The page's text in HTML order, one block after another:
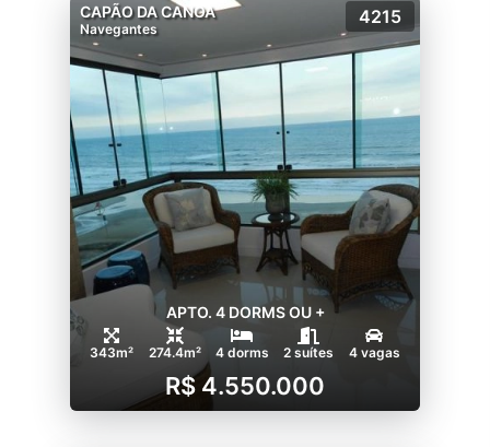
CAPÃO DA CANOA
Navegantes
4215
APTO. 4 DORMS OU +
343m² 274.4m² 4 dorms 2 suítes 4 vagas
R$ 4.550.000